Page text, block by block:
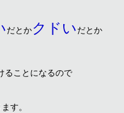
だとかクドいだとか
ることになるので
す。